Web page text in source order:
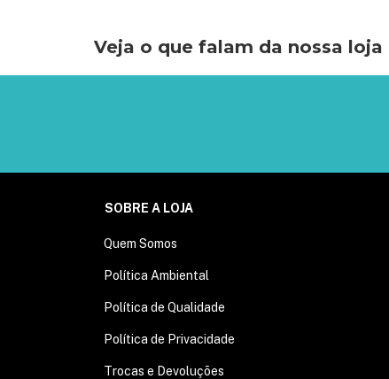
Veja o que falam da nossa loja
SOBRE A LOJA
Quem Somos
Política Ambiental
Política de Qualidade
Política de Privacidade
Trocas e Devoluções